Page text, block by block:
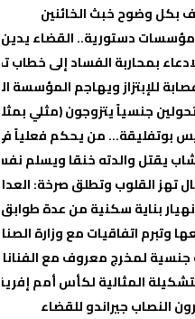
بكل وضوح خبث الخائنين
دستورية.. القضاء يدين أحد
بمحاربة الفساد إلى
للإبتزاز ويهاجم المؤسسة
جنسياً يتزوجون (مثلي
بوتفليقة… من يحكم فعلياً في
يقتل والدته خنقا ويسلم
تهز القلوب وتطلق صرخة:
اتفاقيات مع وزارة
جنسية لمخرج معروف مع
المثالية لكأس أمم إفريقيا
النصاب جيراندو للقضاء